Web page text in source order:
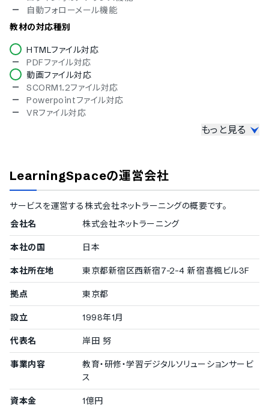
ノルウェー語
ポルトガル語
スペイン語
タイ語
インドネシア語
ブルガリア語
チェコ語
ポーランド語
自動フォローメール機能
教材の対応種別
HTMLファイル対応
PDFファイル対応
動画ファイル対応
SCORM1.2ファイル対応
Powerpointファイル対応
VRファイル対応
コース毎の受講条件の設定
集合研修の管理機能
テスト問題の登録機能
受講者のレポート提出機能
受講者の学習管理機能
講義進捗の管理機能
テスト結果の確認
学習傾向の分析機能
単位数取得の確認機能
受講者のコミュニティ管理機能
受講者間のコミュニティ作成機能
受講者間のメッセージ機能
受講者のプロフィール登録
もっと見る
LearningSpaceの運営会社
サービスを運営する株式会社ネットラーニングの概要です。
会社名
株式会社ネットラーニング
本社の国 日本
本社所在地 東京都新宿区西新宿7-2-4 新宿喜楓ビル3F
拠点 東京都
設立 1998年1月
代表名 岸田 努
事業内容
教育・研修・学習デジタルソリューションサービ
ス
資本金 1億円